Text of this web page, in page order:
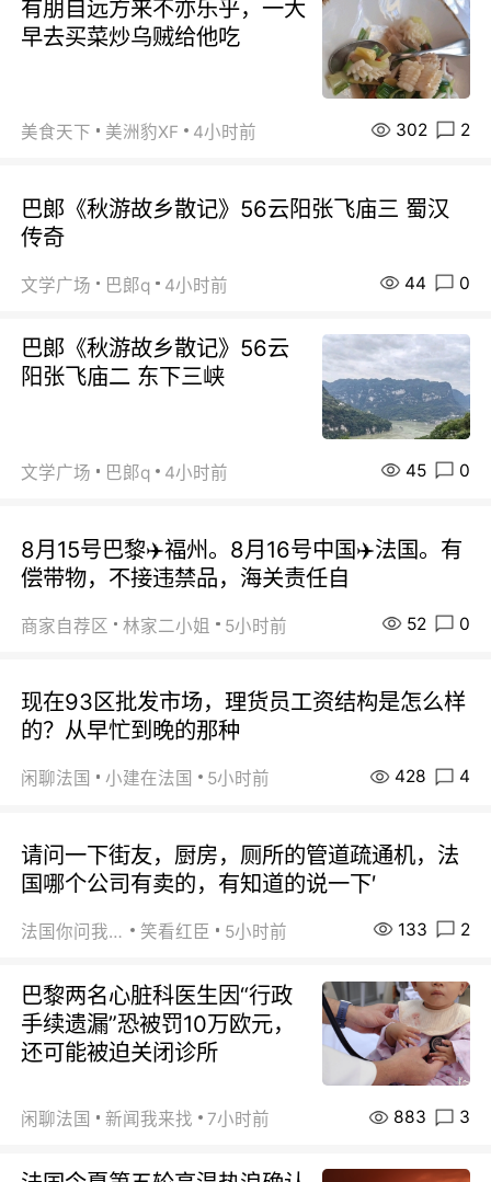
有朋自远方来不亦乐乎，一大
早去买菜炒乌贼给他吃
美食天下 美洲豹XF 4小时前 302 2
巴郞《秋游故乡散记》56云阳张飞庙三 蜀汉
传奇
文学广场 巴郞q 4小时前 44 0
巴郞《秋游故乡散记》56云
阳张飞庙二 东下三峡
文学广场 巴郞q 4小时前 45 0
8月15号巴黎✈️福州。8月16号中国✈️法国。有
偿带物，不接违禁品，海关责任自
商家自荐区 林家二小姐 5小时前 52 0
现在93区批发市场，理货员工资结构是怎么样
的？从早忙到晚的那种
闲聊法国 小建在法国 5小时前 428 4
请问一下街友，厨房，厕所的管道疏通机，法
国哪个公司有卖的，有知道的说一下′
法国你问我答 笑看红臣 5小时前 133 2
巴黎两名心脏科医生因“行政
手续遗漏”恐被罚10万欧元，
还可能被迫关闭诊所
闲聊法国 新闻我来找 7小时前 883 3